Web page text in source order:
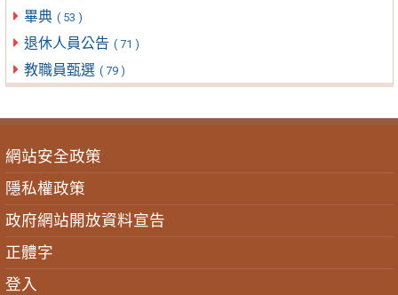
畢典 ( 53 )
退休人員公告 ( 71 )
教職員甄選 ( 79 )
網站安全政策
隱私權政策
政府網站開放資料宣告
正體字
登入